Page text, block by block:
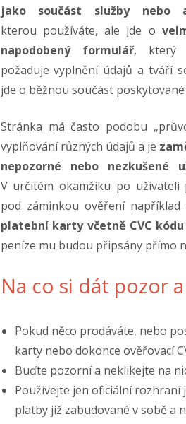
jako součást služby nebo
kterou používáte, ale jde o
napodobený formulář, který
požaduje vyplnění údajů a tváří
jde o běžnou součást poskytované
Stránka má často podobu
vyplňování různých údajů a je
nepozorné nebo nezkušené
V určitém okamžiku po uživateli
pod záminkou ověření například
platební karty včetně CVC kódu
peníze mu budou připsány přímo
Na co si dát pozor
Pokud něco prodáváte, nebo
karty nebo dokonce ověřovací
Buďte pozorní a neklikejte na
Používejte jen oficiální
platby již zabudované v sobě a